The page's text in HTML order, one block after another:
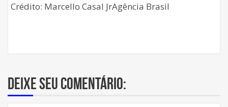
Crédito: Marcello Casal JrAgência Brasil
Deixe seu comentário: